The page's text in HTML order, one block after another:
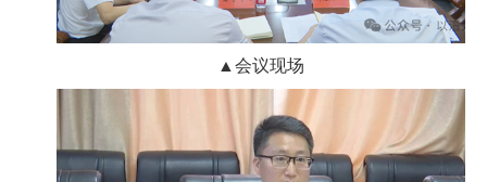
▲会议现场